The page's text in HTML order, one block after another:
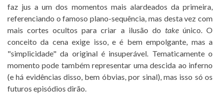
faz jus a um dos momentos mais alardeados da primeira,
referenciando o famoso plano-sequência, mas desta vez com
mais cortes ocultos para criar a ilusão do takeúnico. O
conceito da cena exige isso, e é bem empolgante, mas a
"simplicidade" da original é insuperável. Tematicamente o
momento pode também representar uma descida ao inferno
(e há evidências disso, bem óbvias, por sinal), mas isso só os
futuros episódios dirão.